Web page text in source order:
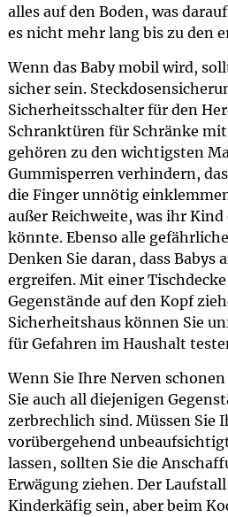
alles auf den Boden, was
es nicht mehr lang bis zu den
Wenn das Baby mobil wird,
sicher sein.
Sicherheitsschalter für den
Schranktüren für Schränke
gehören zu den wichtigsten
Gummisperren verhindern,
die Finger unnötig
außer Reichweite, was ihr
könnte. Ebenso alle
Denken Sie daran, dass Babys
ergreifen. Mit einer
Gegenstände auf den Kopf
Sicherheitshaus können Sie
für Gefahren im Haushalt
Wenn Sie Ihre Nerven
Sie auch all diejenigen
zerbrechlich sind. Müssen Sie
vorübergehend
lassen, sollten Sie die
Erwägung ziehen. Der
Kinderkäfig sein, aber beim